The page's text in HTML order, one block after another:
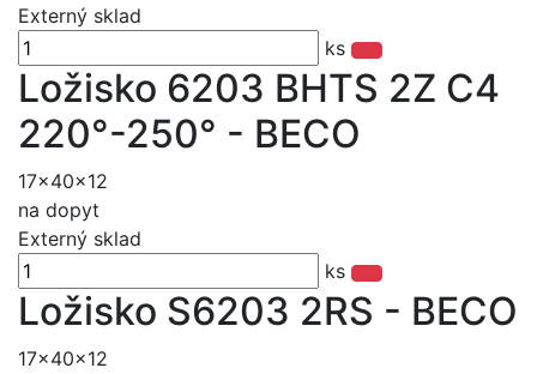
Externý sklad
ks
Ložisko 6203 BHTS 2Z C4
220°-250° - BECO
17x40x12
na dopyt
Externý sklad
ks
Ložisko S6203 2RS - BECO
17x40x12